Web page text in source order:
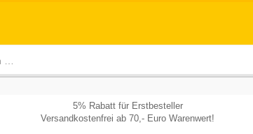
5% Rabatt für Erstbesteller
Versandkostenfrei ab 70,- Euro Warenwert!